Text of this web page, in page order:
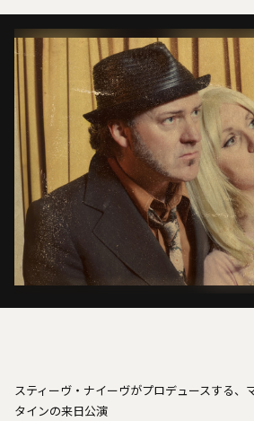
スティーヴ・ナイーヴがプロデュースする、
タインの来日公演